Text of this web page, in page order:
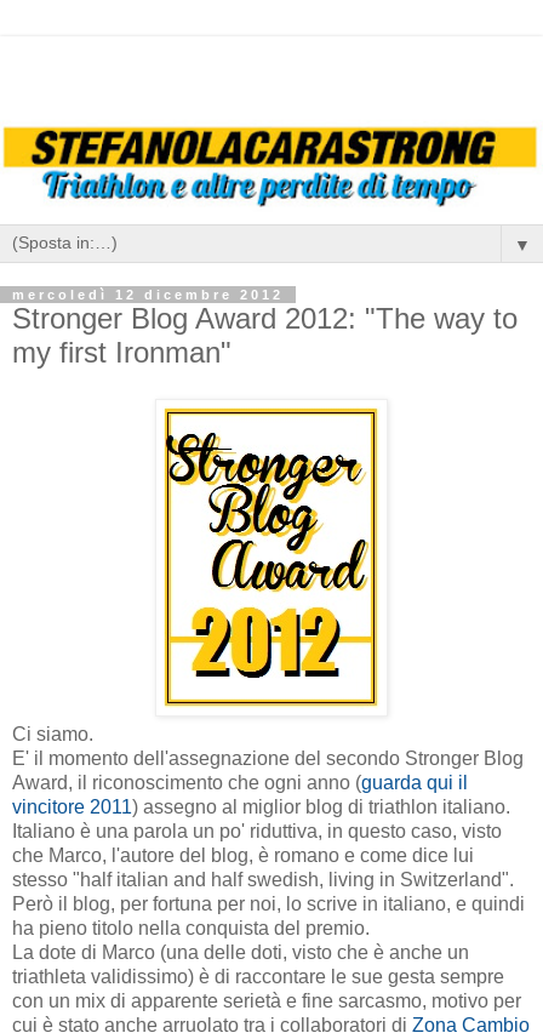
▼
mercoledì 12 dicembre 2012
Stronger Blog Award 2012: "The way to
my first Ironman"
Ci siamo.
E' il momento dell'assegnazione del secondo Stronger Blog
Award, il riconoscimento che ogni anno (guarda qui il
vincitore 2011) assegno al miglior blog di triathlon italiano.
Italiano è una parola un po' riduttiva, in questo caso, visto
che Marco, l'autore del blog, è romano e come dice lui
stesso "half italian and half swedish, living in Switzerland".
Però il blog, per fortuna per noi, lo scrive in italiano, e quindi
ha pieno titolo nella conquista del premio.
La dote di Marco (una delle doti, visto che è anche un
triathleta validissimo) è di raccontare le sue gesta sempre
con un mix di apparente serietà e fine sarcasmo, motivo per
cui è stato anche arruolato tra i collaboratori di Zona Cambio